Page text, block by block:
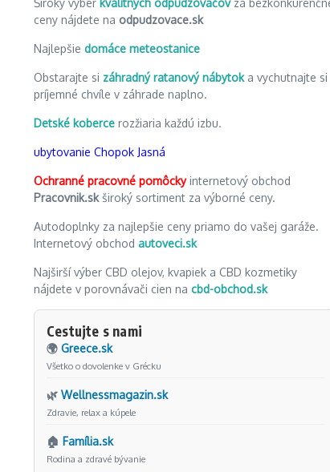
Široký výber kvalitných odpudzovačovza
ceny nájdete na odpudzovace.sk
Najlepšie domáce meteostanice
Obstarajte si záhradný ratanový nábytoka vychutnajte si
príjemné chvíle v záhrade naplno.
Detské koberce rozžiaria každú izbu.
ubytovanie Chopok Jasná
Ochranné pracovné pomôckyinternetový obchod
Pracovnik.skširoký sortiment za výborné ceny.
Autodoplnky za najlepšie ceny priamo do vašej garáže.
Internetový obchod autoveci.sk
Najširší výber CBD olejov, kvapiek a CBD kozmetiky
nájdete v porovnávači cien na cbd-obchod.sk
Cestujte s nami
🌍 Greece.sk
Všetko o dovolenke v Grécku
🌿 Wellnessmagazin.sk
Zdravie, relax a kúpele
🏠 Família.sk
Rodina a zdravé bývanie